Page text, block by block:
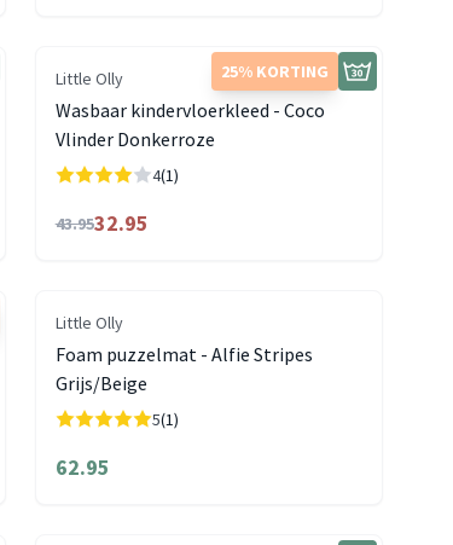
25% KORTING
Little Olly
Wasbaar kindervloerkleed - Coco
Vlinder Donkerroze
4(1)
43.9532.95
Little Olly
Foam puzzelmat - Alfie Stripes
Grijs/Beige
5(1)
62.95